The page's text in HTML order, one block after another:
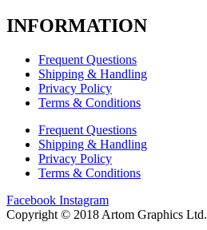
INFORMATION
Frequent Questions
Shipping & Handling
Privacy Policy
Terms & Conditions
Frequent Questions
Shipping & Handling
Privacy Policy
Terms & Conditions
Facebook Instagram
Copyright © 2018 Artom Graphics Ltd.